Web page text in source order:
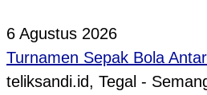
6 Agustus 2026
Turnamen Sepak Bola
teliksandi.id, Tegal -